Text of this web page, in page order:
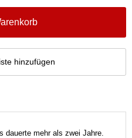
hinzufügen
dauerte mehr als zwei Jahre.